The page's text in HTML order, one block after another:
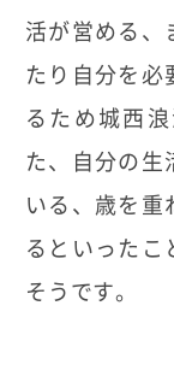
活が営める、
たり自分を必
るため城西
た、自分の生
いる、歳を重
るといったこ
そうです。